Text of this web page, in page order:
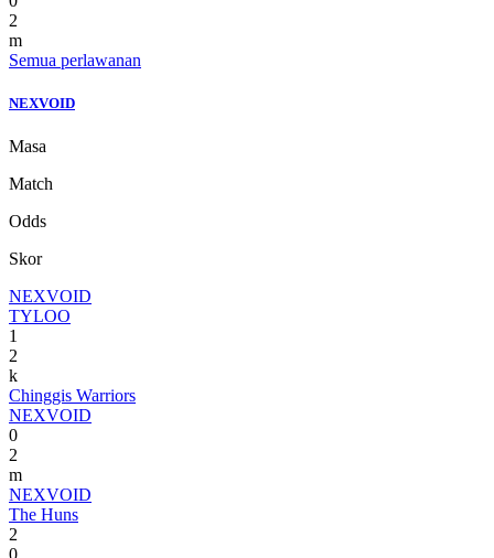
2
m
Semua perlawanan
NEXVOID
Masa
Match
Odds
Skor
NEXVOID
TYLOO
1
2
k
Chinggis Warriors
NEXVOID
0
2
m
NEXVOID
The Huns
2